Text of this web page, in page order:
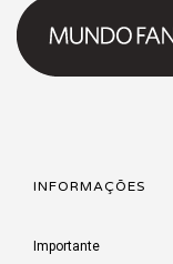
INFORMAÇÕES
Importante